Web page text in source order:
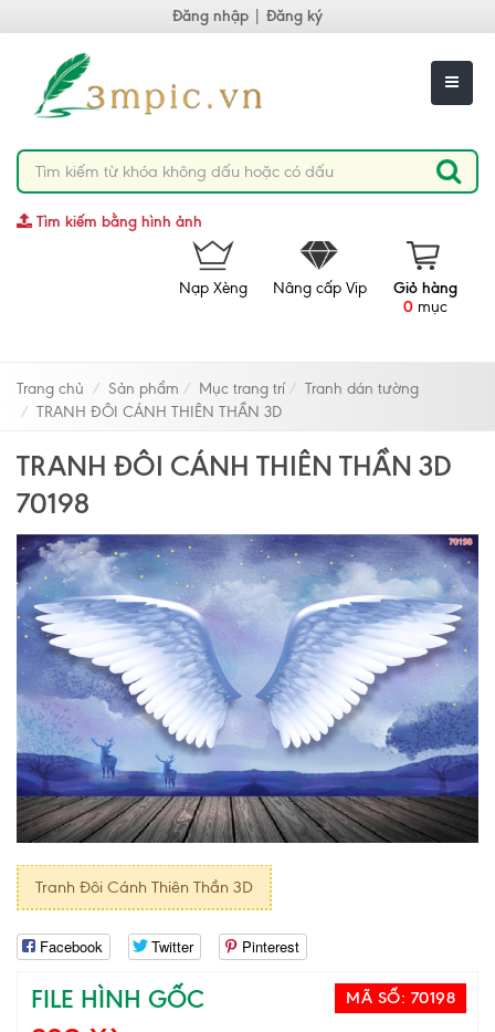
Đăng nhập Đăng ký
Tìm kiếm bằng hình ảnh
Giỏ hàng
0 mục
Nâng cấp Vip
Nạp Xèng
Trang chủ Sản phẩm Mục trang trí
Tranh dán tường
TRANH ĐÔI CÁNH THIÊN THẦN 3D
TRANH ĐÔI CÁNH THIÊN THẦN 3D
70198
Tranh Đôi Cánh Thiên Thần 3D
Facebook Twitter Pinterest
FILE HÌNH GỐC MÃ SỐ: 70198